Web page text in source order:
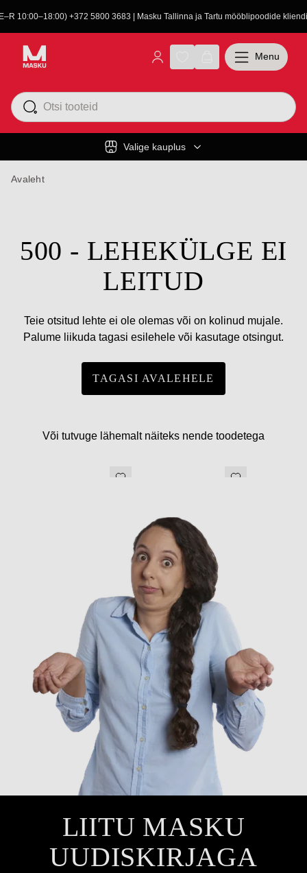
10:00–18:00) +372 5800 3683 | Masku Tallinna ja Tartu mööblipoodide
Valige kauplus
Menu
Avaleht
500 - LEHEKÜLGE EI
LEITUD
Teie otsitud lehte ei ole olemas või on kolinud mujale.
Palume liikuda tagasi esilehele või kasutage otsingut.
TAGASI AVALEHELE
Või tutvuge lähemalt näiteks nende toodetega
LIITU MASKU
UUDISKIRJAGA